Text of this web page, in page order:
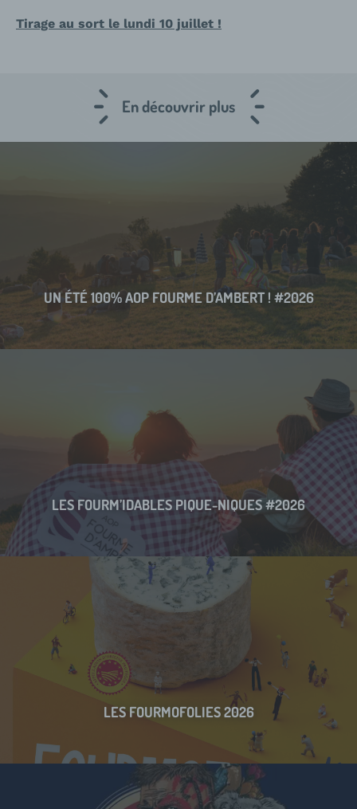
Tirage au sort le lundi 10 juillet !
En découvrir plus
UN ÉTÉ 100% AOP FOURME D’AMBERT ! #2026
LES FOURM’IDABLES PIQUE-NIQUES #2026
LES FOURMOFOLIES 2026